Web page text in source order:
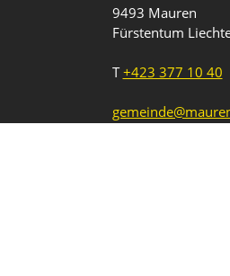
9493 Mauren
Fürstentum
T+423 377 10 40